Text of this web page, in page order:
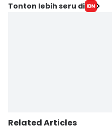
Tonton lebih seru di
Related Articles